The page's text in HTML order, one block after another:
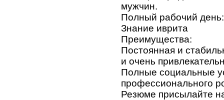
мужчин.
Полный рабочий день:
Знание иврита
Преимущества:
Постоянная и
и очень
Полные социальные
профессионального
Резюме присылайте